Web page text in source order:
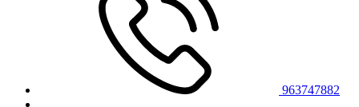
963747882